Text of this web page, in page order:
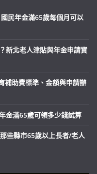
民年金滿65歲每個月可以
新北老人津貼與年金申請資
補助費標準、金額與申請辦
金滿65歲可領多少錢試算
些縣市65歲以上長者/老人